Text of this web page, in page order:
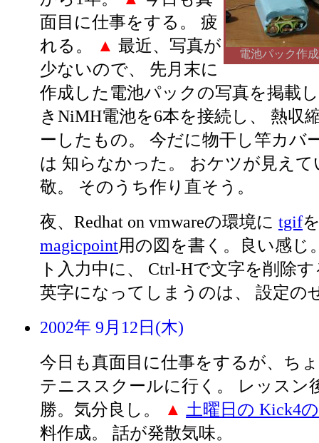
電池パック作成
面目に仕事をする。 疲
れる。
▲ 最近、写真が
少ないので、 先月末に
作成した電池パックの写真を掲載
きNiMH電池を6本を接続し、 熱収
ーしたもの。 今だに物干し竿カバ
は 知らなかった。 おケツが見え
敬。 そのうち作り直そう。
夜、Redhat on vmwareの環境に tgif
magicpoint用の図を書く。良い感じ
ト入力中に、 Ctrl-Hで文字を削除
英字になってしまうのは、 設定の
2002年 9月12日(木)
今日も真面目に仕事をするが、ち
テニススクールに行く。 レッスン
勝。気分良し。
▲ 土曜日の Kick4
料作成。 話が発散気味。